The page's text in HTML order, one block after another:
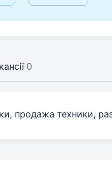
0
продажа техники,